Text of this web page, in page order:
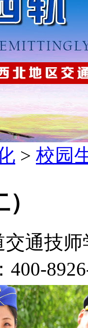
> 校园
交通技
400-